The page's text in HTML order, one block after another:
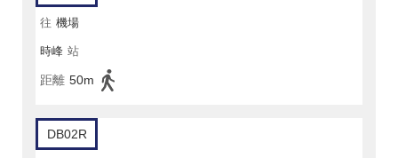
往 機場
時峰 站
距離 50m
DB02R